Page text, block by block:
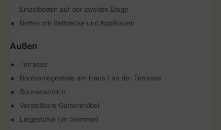
Einzelbetten auf der zweiten Etage
Betten mit Bettdecke und Kopfkissen
Außen
Terrasse
Bootsanlegestelle am Haus / an der Terrasse
Sonnenschirm
Verstellbare Gartenmöbel
Liegestühle (im Sommer)